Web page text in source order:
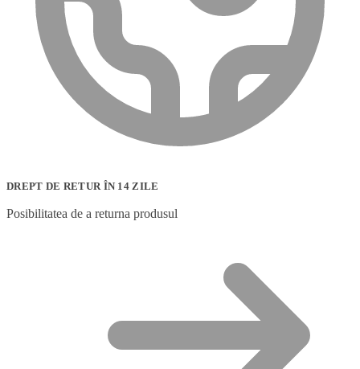
DREPT DE RETUR ÎN 14 ZILE
Posibilitatea de a returna produsul